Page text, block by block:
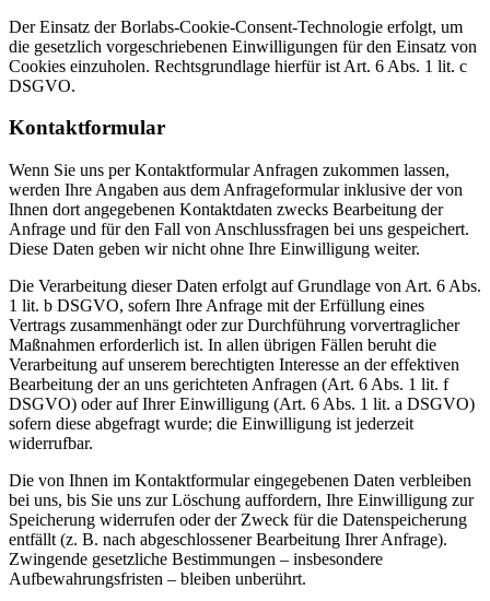
Der Einsatz der Borlabs-Cookie-Consent-Technologie erfolgt, um
die gesetzlich vorgeschriebenen Einwilligungen für den Einsatz von
Cookies einzuholen. Rechtsgrundlage hierfür ist Art. 6 Abs. 1 lit. c
DSGVO.
Kontaktformular
Wenn Sie uns per Kontaktformular Anfragen zukommen lassen,
werden Ihre Angaben aus dem Anfrageformular inklusive der von
Ihnen dort angegebenen Kontaktdaten zwecks Bearbeitung der
Anfrage und für den Fall von Anschlussfragen bei uns gespeichert.
Diese Daten geben wir nicht ohne Ihre Einwilligung weiter.
Die Verarbeitung dieser Daten erfolgt auf Grundlage von Art. 6 Abs.
1 lit. b DSGVO, sofern Ihre Anfrage mit der Erfüllung eines
Vertrags zusammenhängt oder zur Durchführung vorvertraglicher
Maßnahmen erforderlich ist. In allen übrigen Fällen beruht die
Verarbeitung auf unserem berechtigten Interesse an der effektiven
Bearbeitung der an uns gerichteten Anfragen (Art. 6 Abs. 1 lit. f
DSGVO) oder auf Ihrer Einwilligung (Art. 6 Abs. 1 lit. a DSGVO)
sofern diese abgefragt wurde; die Einwilligung ist jederzeit
widerrufbar.
Die von Ihnen im Kontaktformular eingegebenen Daten verbleiben
bei uns, bis Sie uns zur Löschung auffordern, Ihre Einwilligung zur
Speicherung widerrufen oder der Zweck für die Datenspeicherung
entfällt (z. B. nach abgeschlossener Bearbeitung Ihrer Anfrage).
Zwingende gesetzliche Bestimmungen – insbesondere
Aufbewahrungsfristen – bleiben unberührt.